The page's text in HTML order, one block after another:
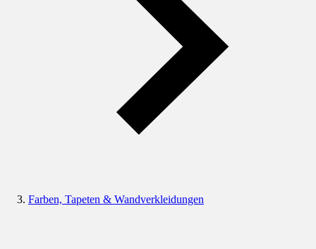
Farben, Tapeten & Wandverkleidungen